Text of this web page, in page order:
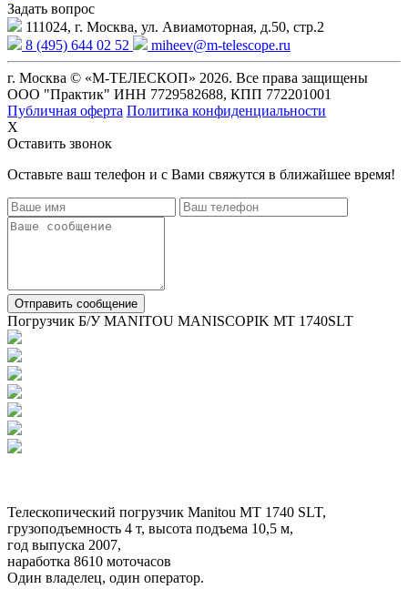
Задать вопрос
111024, г. Москва, ул. Авиамоторная, д.50, стр.2
8 (495) 644 02 52
miheev@m-telescope.ru
г. Москва © «М-ТЕЛЕСКОП» 2026. Все права защищены
ООО "Практик" ИНН 7729582688, КПП 772201001
Публичная оферта Политика конфиденциальности
X
Оставить звонок
Оставьте ваш телефон и с Вами свяжутся в ближайшее время!
Отправить сообщение
Погрузчик Б/У MANITOU MANISCOPIK MT 1740SLT
Телескопический погрузчик Manitou MT 1740 SLT,
грузоподъемность 4 т, высота подъема 10,5 м,
год выпуска 2007,
наработка 8610 моточасов
Один владелец, один оператор.